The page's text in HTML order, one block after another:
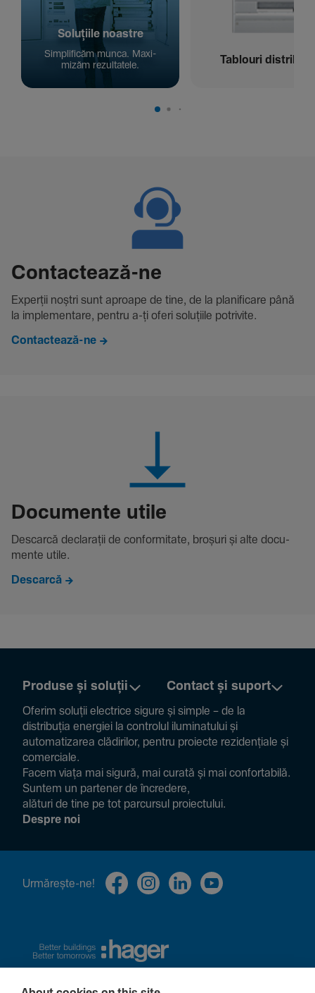
Solu­țiile noastre
Simpli­ficăm munca. Maxi­
mizăm rezul­ta­tele.
Tablouri
Contac­tează-ne
Experții noștri sunt aproape de tine, de la plani­fi­care până
la imple­men­tare, pentru a-ți oferi solu­țiile potri­vite.
Contactează-ne
Docu­mente utile
Descarcă decla­rații de conformitate, broșuri și alte docu­
mente utile.
Descarcă
Produse și soluții Contact și suport
Oferim soluții electrice sigure și simple – de la
distribuția energiei la controlul ilumi­na­tului și
auto­ma­ti­zarea clădi­rilor, pentru proiecte rezi­den­țiale și
comer­ciale.
Facem viața mai sigură, mai curată și mai confor­ta­bilă.
Suntem un partener de încre­dere,
alături de tine pe tot parcursul proiec­tului.
Despre noi
Urmă­rește-ne!